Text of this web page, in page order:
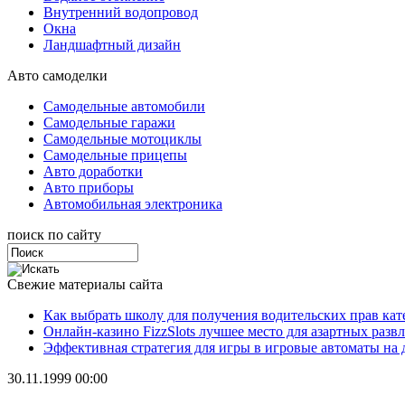
Внутренний водопровод
Окна
Ландшафтный дизайн
Авто самоделки
Самодельные автомобили
Самодельные гаражи
Самодельные мотоциклы
Самодельные прицепы
Авто доработки
Авто приборы
Автомобильная электроника
поиск по сайту
Свежие материалы сайта
Как выбрать школу для получения водительских прав
Онлайн-казино FizzSlots лучшее место для азартных
Эффективная стратегия для игры в игровые автоматы на
30.11.1999 00:00